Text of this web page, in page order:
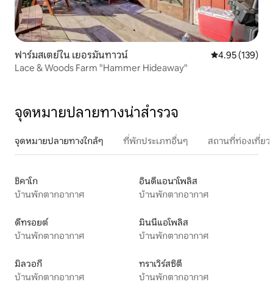
ฟาร์มสเตย์ใน เยอรมันทาวน์ คะแนนเฉลี่ย
4.95 (139)
Lace & Woods Farm "Hammer Hideaway"
จุดหมายปลายทางน่าสำรวจ
จุดหมายปลายทางใกล้ๆ ที่พักประเภทอื่นๆ สถานที่ท่องเที่ย
ชิคาโก
บ้านพักตากอากาศ
อินดีแอนาโพลิส
บ้านพักตากอากาศ
ดีทรอยต์
บ้านพักตากอากาศ
มินนีแอโพลิส
บ้านพักตากอากาศ
มิลวอกี
บ้านพักตากอากาศ
ทราเวิร์สซิตี
บ้านพักตากอากาศ